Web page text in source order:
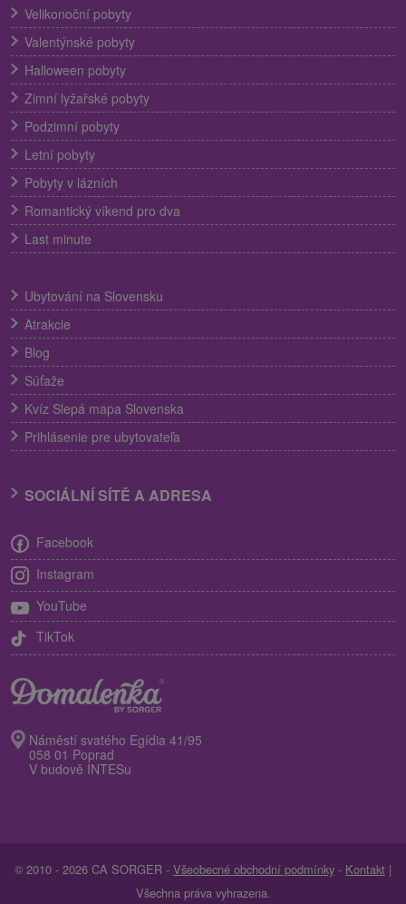
Velikonoční pobyty
Valentýnské pobyty
Halloween pobyty
Zimní lyžařské pobyty
Podzimní pobyty
Letní pobyty
Pobyty v lázních
Romantický víkend pro dva
Last minute
Ubytování na Slovensku
Atrakcie
Blog
Súťaže
Kvíz Slepá mapa Slovenska
Prihlásenie pre ubytovateľa
SOCIÁLNÍ SÍTĚ A ADRESA
Facebook
Instagram
YouTube
TikTok
Náměstí svatého Egídia 41/95
058 01 Poprad
V budově INTESu
© 2010 - 2026 CA SORGER - Všeobecné obchodní podmínky - Kontakt |
Všechna práva vyhrazena.